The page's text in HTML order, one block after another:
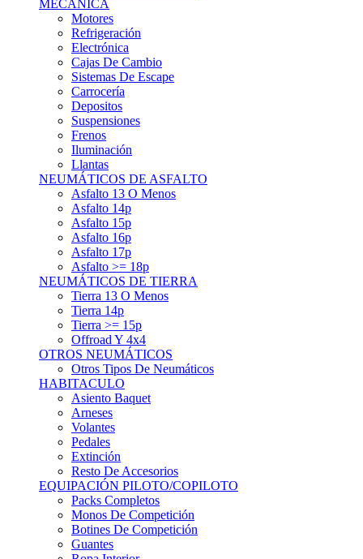
Refrigeración
Electrónica
Cajas De Cambio
Sistemas De Escape
Carrocería
Depositos
Suspensiones
Frenos
Iluminación
Llantas
NEUMÁTICOS DE ASFALTO
Asfalto 13 O Menos
Asfalto 14p
Asfalto 15p
Asfalto 16p
Asfalto 17p
Asfalto >= 18p
NEUMÁTICOS DE TIERRA
Tierra 13 O Menos
Tierra 14p
Tierra >= 15p
Offroad Y 4x4
OTROS NEUMÁTICOS
Otros Tipos De Neumáticos
HABITACULO
Asiento Baquet
Arneses
Volantes
Pedales
Extinción
Resto De Accesorios
EQUIPACIÓN PILOTO/COPILOTO
Packs Completos
Monos De Competición
Botines De Competición
Guantes
Ropa Interior
Cascos